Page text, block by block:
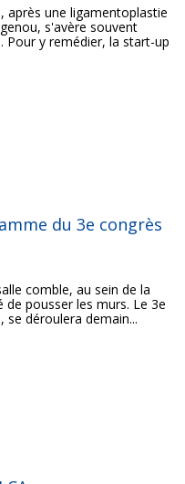
après une ligamentoplastie
s'avère souvent
y remédier, la start-up
du 3e congrès
comble, au sein de la
pousser les murs. Le 3e
se déroulera demain...